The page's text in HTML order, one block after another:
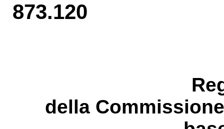
873.120
della